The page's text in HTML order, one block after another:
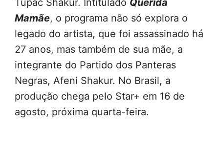
Tupac Shakur. Intitulado Querida
Mamãe, o programa não só explora o
legado do artista, que foi assassinado há
27 anos, mas também de sua mãe, a
integrante do Partido dos Panteras
Negras, Afeni Shakur. No Brasil, a
produção chega pelo Star+ em 16 de
agosto, próxima quarta-feira.